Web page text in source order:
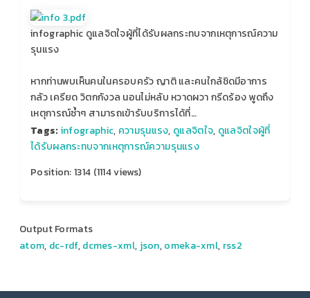
infographic ดูแลจิตใจผู้ที่ได้รับผลกระทบจากเหตุการณ์ความ
รุนแรง‬
‪หากท่านพบเห็นคนในครอบครัว ญาติ และคนใกล้ชิดมีอาการ
กลัว เครียด วิตกกังวล นอนไม่หลับ หวาดผวา กรีดร้อง พูดถึง
เหตุการณ์ซ้ำๆ สามารถเข้ารับบริการได้ที่…
Tags: infographic, ความรุนแรง, ดูแลจิตใจ, ดูแลจิตใจผู้ที่
ได้รับผลกระทบจากเหตุการณ์ความรุนแรง‬
Position:1314 (1114views)
Output Formats
atom, dc-rdf,dcmes-xml, json,omeka-xml, rss2